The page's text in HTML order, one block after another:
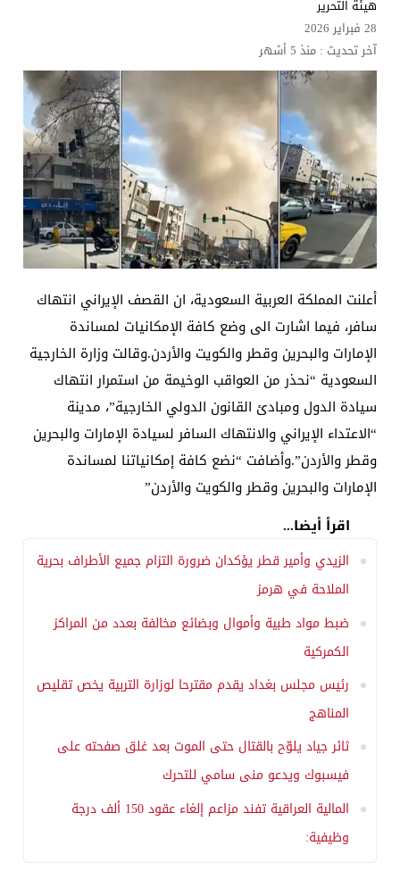
هيئة التحرير
28 فبراير 2026
آخر تحديث :منذ 5 أشهر
أعلنت المملكة العربية السعودية، ان القصف الإيراني انتهاك
سافر، فيما اشارت الى وضع كافة الإمكانيات لمساندة
الإمارات والبحرين وقطر والكويت والأردن.وقالت وزارة الخارجية
السعودية “نحذر من العواقب الوخيمة من استمرار انتهاك
سيادة الدول ومبادئ القانون الدولي الخارجية”، مدينة
“الاعتداء الإيراني والانتهاك السافر لسيادة الإمارات والبحرين
وقطر والأردن”.وأضافت “نضع كافة إمكانياتنا لمساندة
الإمارات والبحرين وقطر والكويت والأردن”
اقرأ أيضا...
الزيدي وأمير قطر يؤكدان ضرورة التزام جميع الأطراف بحرية
الملاحة في هرمز
ضبط مواد طبية وأموال وبضائع مخالفة بعدد من المراكز
الكمركية
رئيس مجلس بغداد يقدم مقترحا لوزارة التربية يخص تقليص
المناهج
ثائر جياد يلوّح بالقتال حتى الموت بعد غلق صفحته على
فيسبوك ويدعو منى سامي للتحرك
المالية العراقية تفند مزاعم إلغاء عقود 150 ألف درجة
وظيفية: